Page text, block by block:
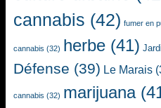
cannabis (42) fumer en
cannabis (32) herbe (41)
Défense (39) Le Marais
cannabis (32) marijuana